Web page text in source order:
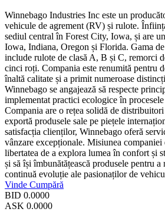
Winnebago Industries Inc este un
vehicule de agrement (RV) și rulote.
sediul central în Forest City, Iowa, și are
Iowa, Indiana, Oregon și Florida. Gama
include rulote de clasă A, B și C, remorci
cinci roți. Compania este renumită pentru
înaltă calitate și a primit numeroase
Winnebago se angajează să respecte
implementat practici ecologice în
Compania are o rețea solidă de
exportă produsele sale pe piețele
satisfacția clienților, Winnebago oferă
vânzare excepționale. Misiunea
libertatea de a explora lumea în confort și
și să își îmbunătățească produsele pentru
continuă evoluție ale pasionaților de
Vinde Cumpără
BID 0.0000
ASK 0.0000